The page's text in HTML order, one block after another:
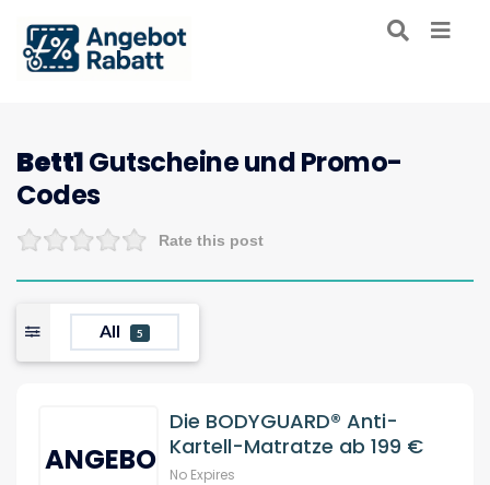
Bett1Gutscheine und Promo-
Codes
Rate this post
All 5
ANGEBOT
Die BODYGUARD® Anti-
Kartell-Matratze ab 199 €
No Expires